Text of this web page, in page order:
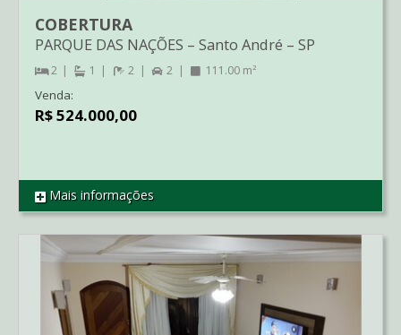
REF CO00942
COBERTURA
PARQUE DAS NAÇÕES – Santo André – SP
2 1 2 2 111.00 m²
Venda:
R$ 524.000,00
Mais informações